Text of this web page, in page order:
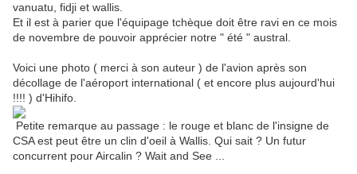
vanuatu, fidji et wallis.
Et il est à parier que l'équipage tchèque doit être ravi en ce mois
de novembre de pouvoir apprécier notre " été " austral.
Voici une photo ( merci à son auteur ) de l'avion après son
décollage de l'aéroport international ( et encore plus aujourd'hui
!!!! ) d'Hihifo.
Petite remarque au passage : le rouge et blanc de l'insigne de
CSA est peut être un clin d'oeil à Wallis. Qui sait ? Un futur
concurrent pour Aircalin ? Wait and See ...